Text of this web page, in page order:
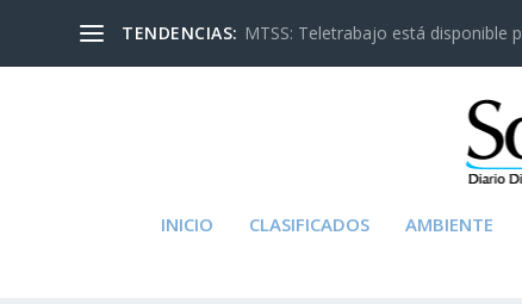
TENDENCIAS: MTSS: Teletrabajo está disponible
INICIO CLASIFICADOS AMBIENTE